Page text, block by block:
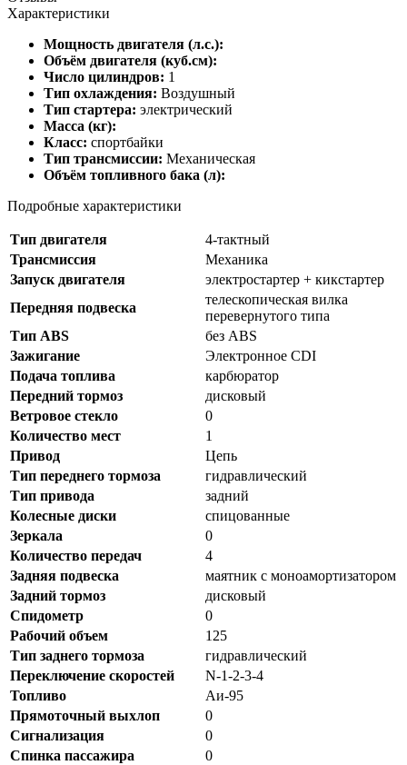
Характеристики
Мощность двигателя (л.с.):
Объём двигателя (куб.см):
Число цилиндров: 1
Тип охлаждения: Воздушный
Тип стартера: электрический
Масса (кг):
Класс: спортбайки
Тип трансмиссии: Механическая
Объём топливного бака (л):
Подробные характеристики
Тип двигателя
4-тактный
Трансмиссия
Механика
Запуск двигателя
электростартер + кикстартер
Передняя подвеска
телескопическая вилка
перевернутого типа
Тип ABS
без ABS
Зажигание
Электронное CDI
Подача топлива
карбюратор
Передний тормоз
дисковый
Ветровое стекло
0
Количество мест
1
Привод
Цепь
Тип переднего тормоза
гидравлический
Тип привода
задний
Колесные диски
спицованные
Зеркала
0
Количество передач
4
Задняя подвеска
маятник с моноамортизатором
Задний тормоз
дисковый
Спидометр
0
Рабочий объем
125
Тип заднего тормоза
гидравлический
Переключение скоростей
N-1-2-3-4
Топливо
Аи-95
Прямоточный выхлоп
0
Сигнализация
0
Спинка пассажира
0